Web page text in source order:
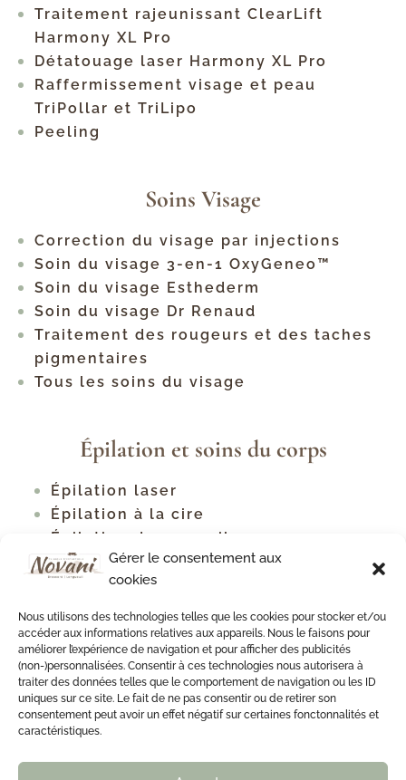
Gérer le consentement aux
cookies
Nous utilisons des technologies telles que les cookies pour stocker et/ou
accéder aux informations relatives aux appareils. Nous le faisons pour
améliorer l’expérience de navigation et pour afficher des publicités
(non-)personnalisées. Consentir à ces technologies nous autorisera à
traiter des données telles que le comportement de navigation ou les ID
uniques sur ce site. Le fait de ne pas consentir ou de retirer son
consentement peut avoir un effet négatif sur certaines fonctonnalités et
caractéristiques.
Traitement rajeunissant ClearLift
Harmony XL Pro
Détatouage laser Harmony XL Pro
Raffermissement visage et peau
TriPollar et TriLipo
Peeling
Soins Visage
Correction du visage par injections
Soin du visage 3-en-1 OxyGeneo™
Soin du visage Esthederm
Soin du visage Dr Renaud
Traitement des rougeurs et des taches
pigmentaires
Tous les soins du visage
Épilation et soins du corps
Épilation laser
Épilation à la cire
Épilation des sourcils
Tous les types d'épilation
Traitement contre la cellulite
Raffermissement corporel
Soins du cou et du décolleté
Soin du dos
Soin du dos antiacné